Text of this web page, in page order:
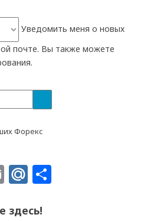
Уведомить меня о новых
почте. Вы также можете
EmailMail.Ru
здесь!